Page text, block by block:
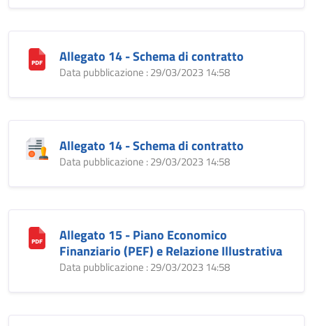
Allegato 14 - Schema di contratto
Data pubblicazione : 29/03/2023 14:58
Allegato 14 - Schema di contratto
Data pubblicazione : 29/03/2023 14:58
Allegato 15 - Piano Economico
Finanziario (PEF) e Relazione Illustrativa
Data pubblicazione : 29/03/2023 14:58